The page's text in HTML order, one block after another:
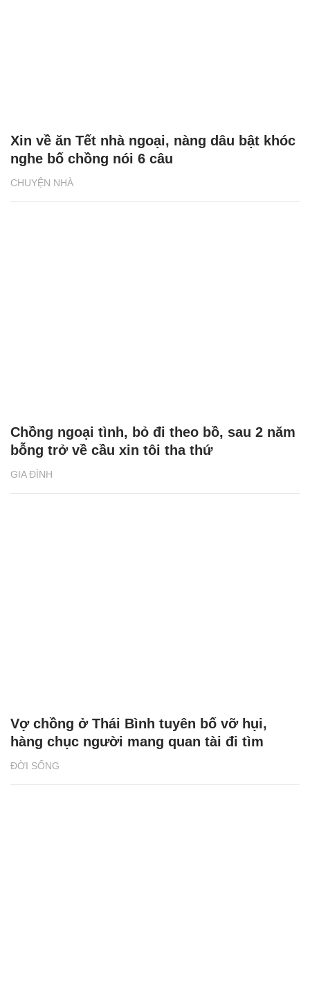
CHUYỆN NHÀ
Xin về ăn Tết nhà ngoại, nàng dâu bật khóc
nghe bố chồng nói 6 câu
GIA ĐÌNH
Chồng ngoại tình, bỏ đi theo bồ, sau 2 năm
bỗng trở về cầu xin tôi tha thứ
ĐỜI SỐNG
Vợ chồng ở Thái Bình tuyên bố vỡ hụi,
hàng chục người mang quan tài đi tìm